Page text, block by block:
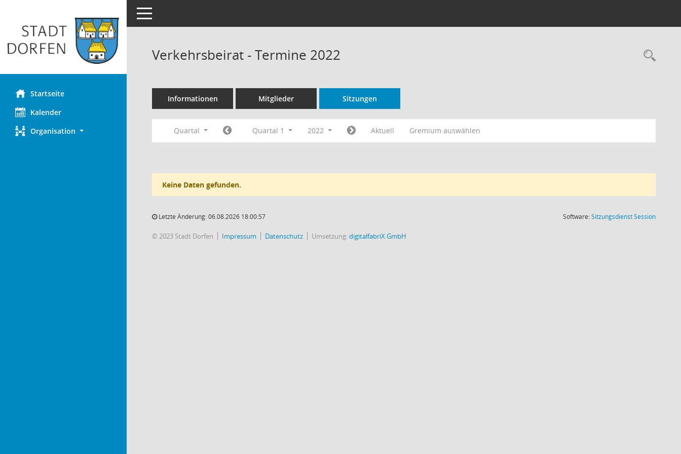
Startseite
Kalender
Organisation
Toggle navigation
Verkehrsbeirat - Termine 2022
Informationen Mitglieder Sitzungen
Quartal Quartal 1 2022 Aktuell Gremium auswählen
Keine Daten gefunden.
Letzte Änderung: 06.08.2026 18:00:57 Software:SitzungsdienstSession(Wird in
© 2023 Stadt Dorfen Impressum Datenschutz Umsetzung:digitalfabriX GmbH